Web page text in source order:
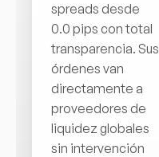
spreads desde
0.0 pips con total
transparencia. Sus
órdenes van
directamente a
proveedores de
liquidez globales
sin intervención